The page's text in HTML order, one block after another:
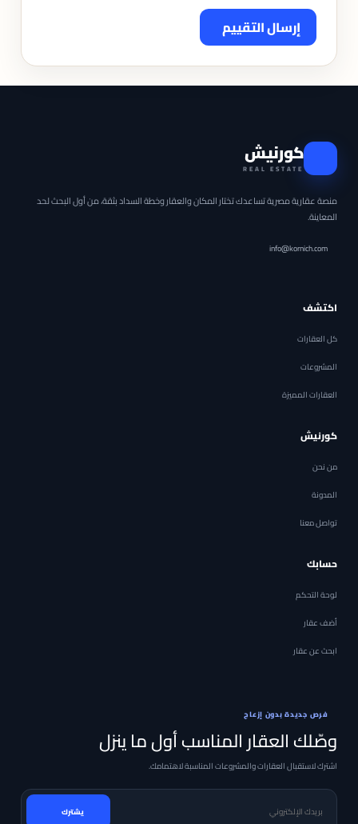
إرسال التقييم
كورنيش
REAL ESTATE
منصة عقارية مصرية تساعدك تختار المكان والعقار وخطة السداد بثقة، من أول البحث لحد
المعاينة.
info@kornich.com
اكتشف
كل العقارات
المشروعات
العقارات المميزة
كورنيش
من نحن
المدونة
تواصل معنا
حسابك
لوحة التحكم
أضف عقار
ابحث عن عقار
فرص جديدة بدون إزعاج
وصّلك العقار المناسب أول ما ينزل
اشترك لاستقبال العقارات والمشروعات المناسبة لاهتمامك.
بريدك الإلكتروني يشترك